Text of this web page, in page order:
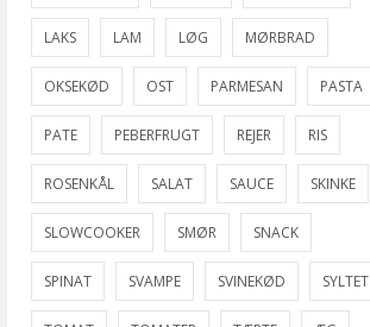
LAKS LAM LØG MØRBRAD
OKSEKØD OST PARMESAN PASTA
PATE PEBERFRUGT REJER RIS
ROSENKÅL SALAT SAUCE SKINKE
SLOWCOOKER SMØR SNACK
SPINAT SVAMPE SVINEKØD SYLTET